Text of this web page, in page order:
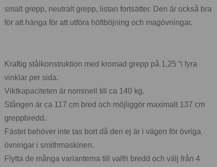
smalt grepp, neutralt grepp, listan fortsätter. Den är också bra
för att hänga för att utföra höftböjning och magövningar.
Kraftig stålkonstruktion med kromad grepp på 1,25 “i fyra
vinklar per sida.
Viktkapaciteten är nominell till ca 140 kg.
Stången är ca 117 cm bred och möjliggör maximalt 137 cm
greppbredd.
Fästet behöver inte tas bort då den ej är i vägen för övriga
övningar i smithmaskinen.
Flytta de många varianterna till valfri bredd och välj från 4